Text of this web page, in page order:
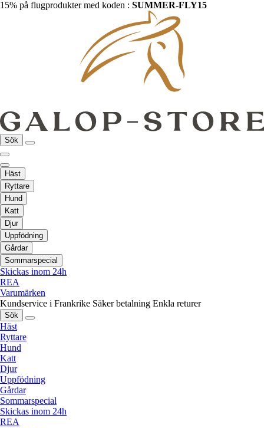
15% på flugprodukter med koden : SUMMER-FLY15
Sök
Häst
Ryttare
Hund
Katt
Djur
Uppfödning
Gårdar
Sommarspecial
Skickas inom 24h
REA
Varumärken
Kundservice i Frankrike Säker betalning Enkla returer
Sök
Häst
Ryttare
Hund
Katt
Djur
Uppfödning
Gårdar
Sommarspecial
Skickas inom 24h
REA